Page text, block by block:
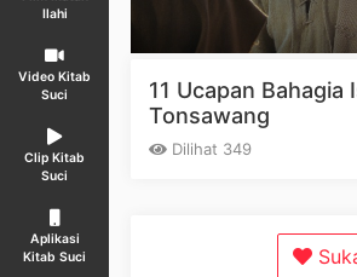
Ilahi
Video Kitab
Suci
Clip Kitab
Suci
Aplikasi
Kitab Suci
11 Ucapan Bahagia
Tonsawang
Dilihat 349